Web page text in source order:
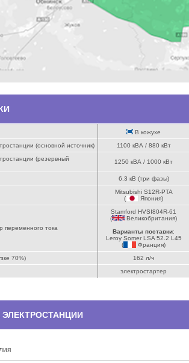
В кожухе
(основной источник)
1100 кВА / 880 кВт
(резервный
1250 кВА / 1000 кВт
6.3 кВ (три фазы)
Mitsubishi S12R-PTA
(
Япония)
переменного тока
Stamford HVSI804R-61
(
Великобритания)
Варианты поставки:
Leroy Somer LSA 52.2 L45
(
Франция)
70%)
162 л/ч
электростартер